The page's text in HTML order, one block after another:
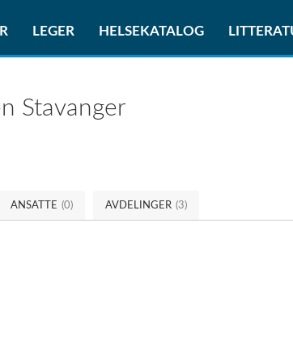
LEGER HELSEKATALOG
Stavanger
ANSATTE (0) AVDELINGER (3)